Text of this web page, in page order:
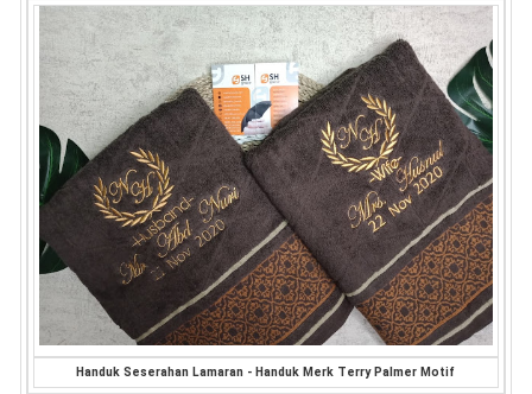
Handuk Seserahan Lamaran - Handuk Merk Terry Palmer Motif